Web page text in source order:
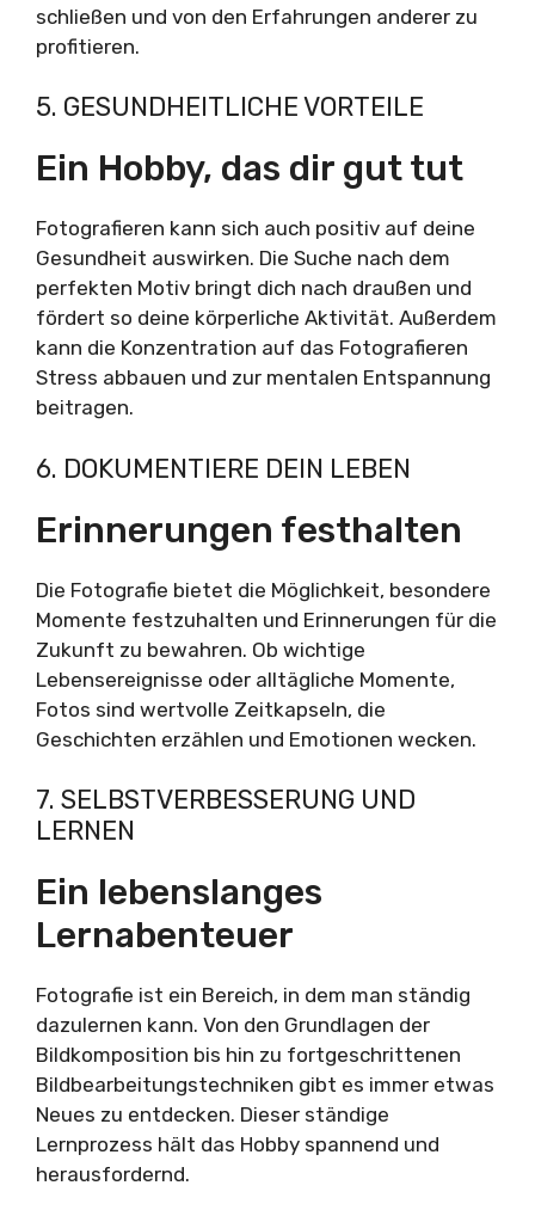
schließen und von den Erfahrungen anderer zu
profitieren.
5. GESUNDHEITLICHE VORTEILE
Ein Hobby, das dir gut tut
Fotografieren kann sich auch positiv auf deine
Gesundheit auswirken. Die Suche nach dem
perfekten Motiv bringt dich nach draußen und
fördert so deine körperliche Aktivität. Außerdem
kann die Konzentration auf das Fotografieren
Stress abbauen und zur mentalen Entspannung
beitragen.
6. DOKUMENTIERE DEIN LEBEN
Erinnerungen festhalten
Die Fotografie bietet die Möglichkeit, besondere
Momente festzuhalten und Erinnerungen für die
Zukunft zu bewahren. Ob wichtige
Lebensereignisse oder alltägliche Momente,
Fotos sind wertvolle Zeitkapseln, die
Geschichten erzählen und Emotionen wecken.
7. SELBSTVERBESSERUNG UND
LERNEN
Ein lebenslanges
Lernabenteuer
Fotografie ist ein Bereich, in dem man ständig
dazulernen kann. Von den Grundlagen der
Bildkomposition bis hin zu fortgeschrittenen
Bildbearbeitungstechniken gibt es immer etwas
Neues zu entdecken. Dieser ständige
Lernprozess hält das Hobby spannend und
herausfordernd.